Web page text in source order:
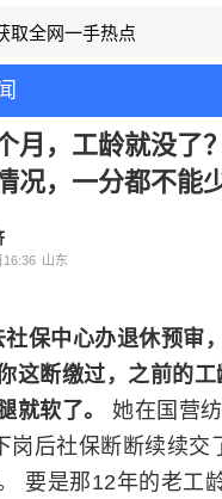
取全网一手热点
月，工龄就没了
况，一分都不能
16:36 山东
保中心办退休预审
这断缴过，之前的
就软了。 她在国营
岗后社保断断续续交
要是那12年的老工